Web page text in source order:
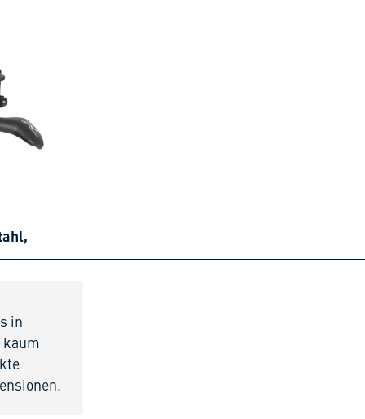
in
kaum